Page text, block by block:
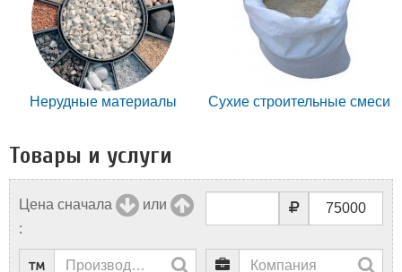
Нерудные материалы Сухие строительные смеси
Товары и услуги
Цена сначала
или
: